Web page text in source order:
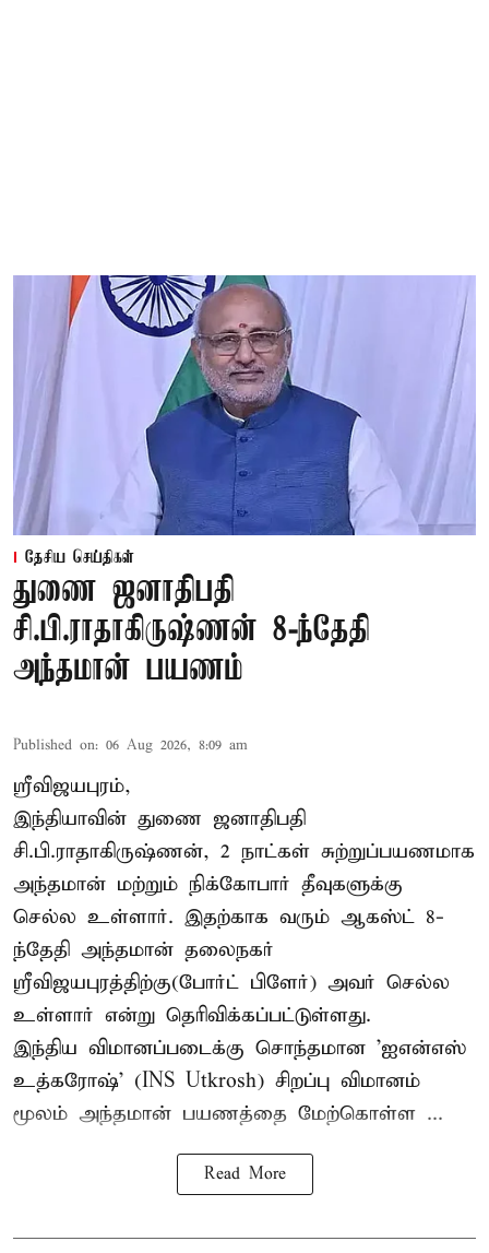
தேசிய செய்திகள்
துணை ஜனாதிபதி
சி.பி.ராதாகிருஷ்ணன் 8-ந்தேதி
அந்தமான் பயணம்
Published on: 06 Aug 2026, 8:09 am
ஸ்ரீவிஜயபுரம்,
இந்தியாவின் துணை ஜனாதிபதி
சி.பி.ராதாகிருஷ்ணன், 2 நாட்கள் சுற்றுப்பயணமாக
அந்தமான் மற்றும் நிக்கோபார் தீவுகளுக்கு
செல்ல உள்ளார். இதற்காக வரும் ஆகஸ்ட் 8-
ந்தேதி அந்தமான் தலைநகர்
ஸ்ரீவிஜயபுரத்திற்கு(போர்ட் பிளேர்) அவர் செல்ல
உள்ளார் என்று தெரிவிக்கப்பட்டுள்ளது.
இந்திய விமானப்படைக்கு சொந்தமான 'ஐஎன்எஸ்
உத்கரோஷ்' (INS Utkrosh) சிறப்பு விமானம்
மூலம் அந்தமான் பயணத்தை மேற்கொள்ள ...
Read More